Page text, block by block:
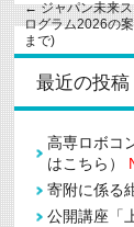
←ジャパン未来
ログラム2026の
まで)
最近の投稿
高専ロボコ
はこちら）
寄附に係る
公開講座「